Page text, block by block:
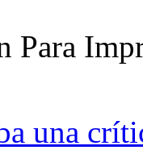
Para
una